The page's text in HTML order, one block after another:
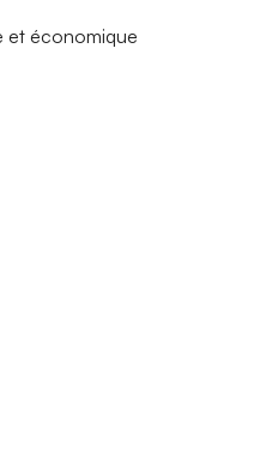
et économique